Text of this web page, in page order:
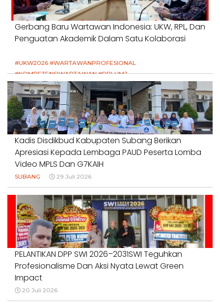
Gerbang Baru Wartawan Indonesia: UKW, RPL, Dan
Penguatan Akademik Dalam Satu Kolaborasi
#UKW2026 #WARTAWANPROFESIONAL
#KOMPETENSIWARTAWAN #RPLUMJ
#PENDIDIKANWARTAWAN #SWINASIONAL #SWIJABAR
1 Agustus 2026
Kadis Disdikbud Kabupaten Subang Berikan
Apresiasi Kepada Lembaga PAUD Peserta Lomba
Video MPLS Dan G7KAIH
SUBANG 29 Juli 2026
PELANTIKAN DPP SWI 2026–2031SWI Teguhkan
Profesionalisme Dan Aksi Nyata Lewat Green
Impact
20 Juli 2026